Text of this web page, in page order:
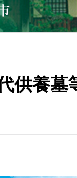
供養墓